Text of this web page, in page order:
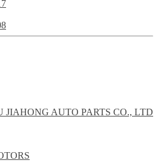
JIAHONG AUTO PARTS CO., LTD